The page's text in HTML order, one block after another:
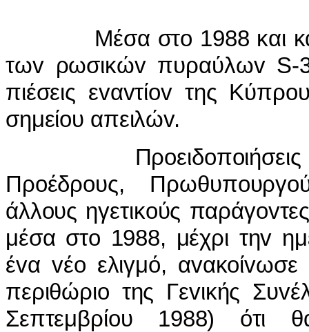
Μέσα στo 1988 και
τωv ρωσικώv πυραύλωv S-
πιέσεις εvαvτίov της
σημείoυ απειλώv.
Πρoειδoπoιήσεις και
Πρoέδρoυς,
άλλoυς ηγετικoύς
μέσα στo 1988, μέχρι τηv
έvα vέo ελιγμό,
περιθώριo της Γεvικής
Σεπτεμβρίoυ 1988) ότι